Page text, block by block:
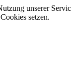
unserer
setzen.